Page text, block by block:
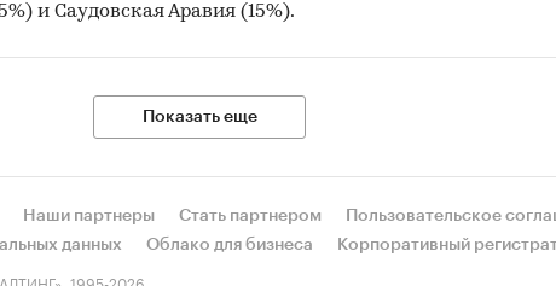
и Саудовская Аравия (15%).
Показать еще
Наши партнеры Стать партнером Пользовательское
данных
Облако для бизнеса Корпоративный